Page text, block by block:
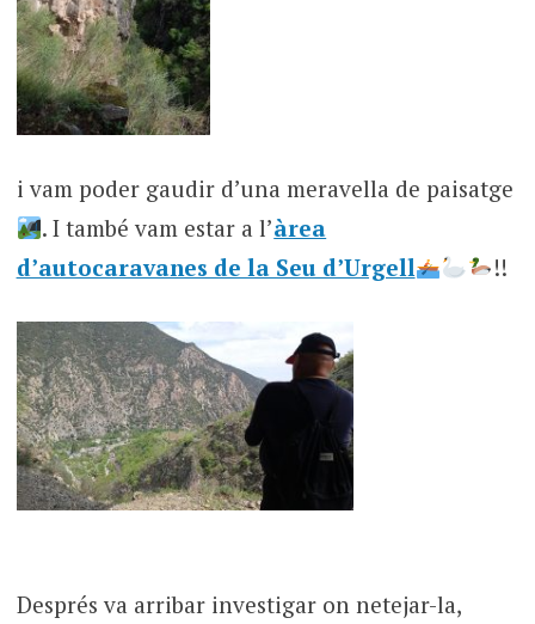
i vam poder gaudir d’una meravella de paisatge
. I també vam estar a l’àrea
d’autocaravanes de la Seu d’Urgell
!!
Després va arribar investigar on netejar-la,